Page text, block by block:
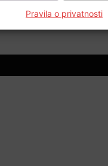
Pravila o privatnosti